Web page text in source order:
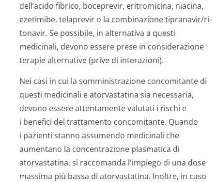
dell’acido fibrico, boceprevir, eritromicina, niacina,
ezetimibe, telaprevir o la combinazione tipranavir/ri­
tonavir. Se possibile, in alternativa a questi
medicinali, devono essere prese in considerazione
terapie alternative (prive di interazioni).
Nei casi in cui la somministrazione concomitante di
questi medicinali e atorvastatina sia necessaria,
devono essere attentamente valutati i rischi e
i benefici del trattamento concomitante. Quando
i pazienti stanno assumendo medicinali che
aumentano la concentrazione plasmatica di
atorvastatina, si raccomanda l'impiego di una dose
massima più bassa di atorvastatina. Inoltre, in caso